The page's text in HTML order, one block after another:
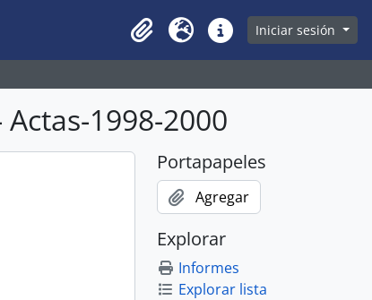
Clipboard
Idioma Enlaces rápidos
Iniciar sesión
1998-2000
Portapapeles
Agregar
Explorar
Informes
Explorar lista